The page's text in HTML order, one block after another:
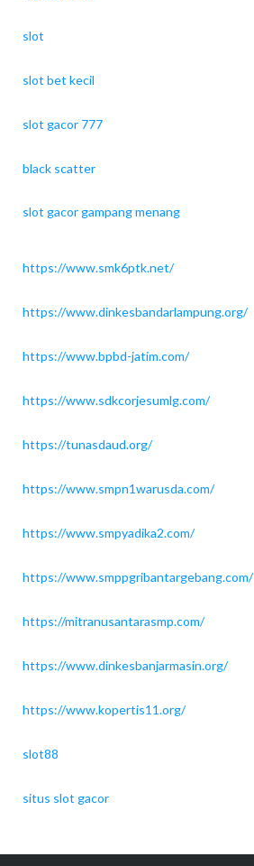
slot
slot bet kecil
slot gacor 777
black scatter
slot gacor gampang menang
https://www.smk6ptk.net/
https://www.dinkesbandarlampung.org/
https://www.bpbd-jatim.com/
https://www.sdkcorjesumlg.com/
https://tunasdaud.org/
https://www.smpn1warusda.com/
https://www.smpyadika2.com/
https://www.smppgribantargebang.com/
https://mitranusantarasmp.com/
https://www.dinkesbanjarmasin.org/
https://www.kopertis11.org/
slot88
situs slot gacor